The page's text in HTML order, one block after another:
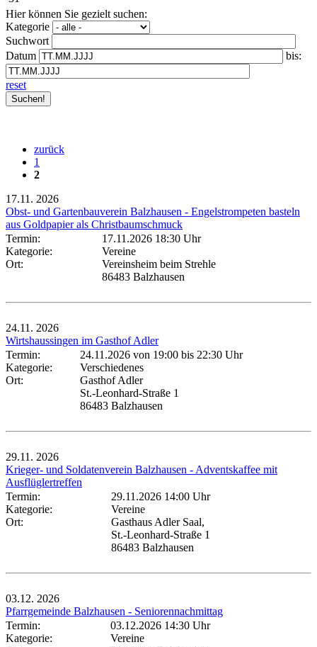
Hier können Sie gezielt suchen:
Kategorie
Suchwort
Datum
bis:
reset
zurück
1
2
17.11. 2026
Obst- und Gartenbauverein Balzhausen - Engelstrompeten basteln
aus Goldpapier als Christbaumschmuck
Termin:
17.11.2026 18:30 Uhr
Kategorie:
Vereine
Ort:
Vereinsheim beim Strehle
86483 Balzhausen
24.11. 2026
Wirtshaussingen im Gasthof Adler
Termin:
24.11.2026 von 19:00 bis 22:30 Uhr
Kategorie:
Verschiedenes
Ort:
Gasthof Adler
St.-Leonhard-Straße 1
86483 Balzhausen
29.11. 2026
Krieger- und Soldatenverein Balzhausen - Adventskaffee mit
Ausflüglertreffen
Termin:
29.11.2026 14:00 Uhr
Kategorie:
Vereine
Ort:
Gasthaus Adler Saal,
St.-Leonhard-Straße 1
86483 Balzhausen
03.12. 2026
Pfarrgemeinde Balzhausen - Seniorennachmittag
Termin:
03.12.2026 14:30 Uhr
Kategorie:
Vereine